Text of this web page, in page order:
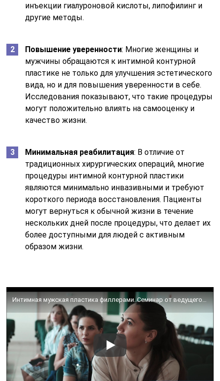
инъекции гиалуроновой кислоты, липофилинг и
другие методы.
Повышение уверенности: Многие женщины и
мужчины обращаются к интимной контурной
пластике не только для улучшения эстетического
вида, но и для повышения уверенности в себе.
Исследования показывают, что такие процедуры
могут положительно влиять на самооценку и
качество жизни.
Минимальная реабилитация: В отличие от
традиционных хирургических операций, многие
процедуры интимной контурной пластики
являются минимально инвазивными и требуют
короткого периода восстановления. Пациенты
могут вернуться к обычной жизни в течение
нескольких дней после процедуры, что делает их
более доступными для людей с активным
образом жизни.
Интимная мужская пластика филлерами. Семинар от ведущего специалиста клиники “ЕвроМедика”